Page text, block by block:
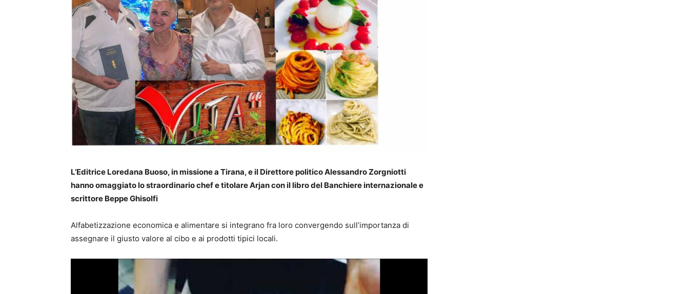
L’Editrice Loredana Buoso, in missione a Tirana, e il Direttore politico Alessandro Zorgniotti
hanno omaggiato lo straordinario chef e titolare Arjan con il libro del Banchiere internazionale e
scrittore Beppe Ghisolfi
Alfabetizzazione economica e alimentare si integrano fra loro convergendo sull’importanza di
assegnare il giusto valore al cibo e ai prodotti tipici locali.